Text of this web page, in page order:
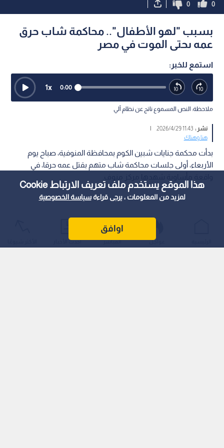
هذا الموقع يستخدم ملف تعريف الارتباط Cookie
لمزيد من المعلومات ، يرجى قراءةسياسة الخصوصية
اوافق
0
0
بسبب "لهو الأطفال".. محاكمة شاب حرق
عمه ىحتى الموت في مصر
استمع للخبر:
0:00
1x
ملاحظة: النص المسموع ناتج عن نظام آلي
نشر :11:43 2026/4/29
|
هنا وهناك
بدأت محكمة جنايات شبين الكوم بمحافظة المنوفية، صباح يوم
الأربعاء، أولى جلسات محاكمة شاب متهم بقتل عمه حرقا، في
عواجل المباشر أحدث الأخبار